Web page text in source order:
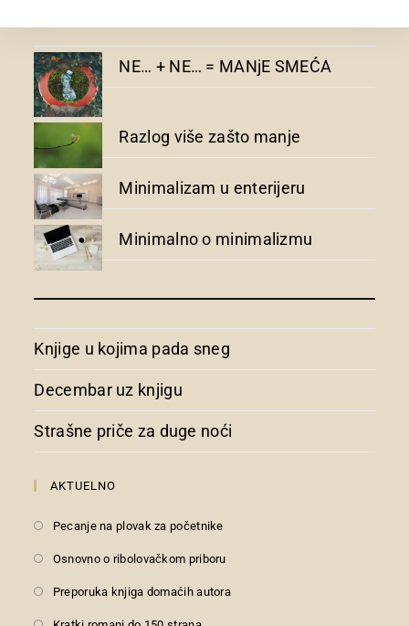
NE… + NE… = MANjE SMEĆA
Razlog više zašto manje
Minimalizam u enterijeru
Minimalno o minimalizmu
Knjige u kojima pada sneg
Decembar uz knjigu
Strašne priče za duge noći
AKTUELNO
Pecanje na plovak za početnike
Osnovno o ribolovačkom priboru
Preporuka knjiga domaćih autora